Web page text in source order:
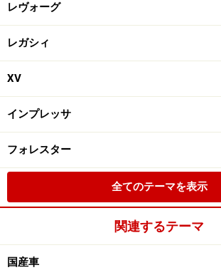
レヴォーグ
レガシィ
XV
インプレッサ
フォレスター
全てのテーマを表示
関連するテーマ
国産車